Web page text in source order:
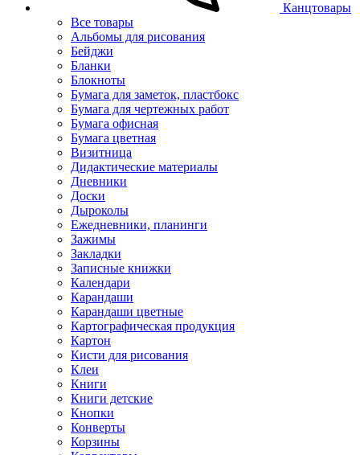
Канцтовары
Все товары
Альбомы для рисования
Бейджи
Бланки
Блокноты
Бумага для заметок, пластбокс
Бумага для чертежных работ
Бумага офисная
Бумага цветная
Визитница
Дидактические материалы
Дневники
Доски
Дыроколы
Ежедневники, планинги
Зажимы
Закладки
Записные книжки
Календари
Карандаши
Карандаши цветные
Картографическая продукция
Картон
Кисти для рисования
Клеи
Книги
Книги детские
Кнопки
Конверты
Корзины